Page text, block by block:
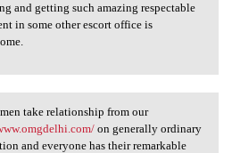
and getting such amazing respectable
in some other escort office is
take relationship
take relationship from our
on generally ordinary
and everyone has their remarkable